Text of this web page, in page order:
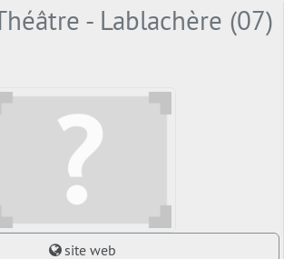
- Lablachère (07)
site web